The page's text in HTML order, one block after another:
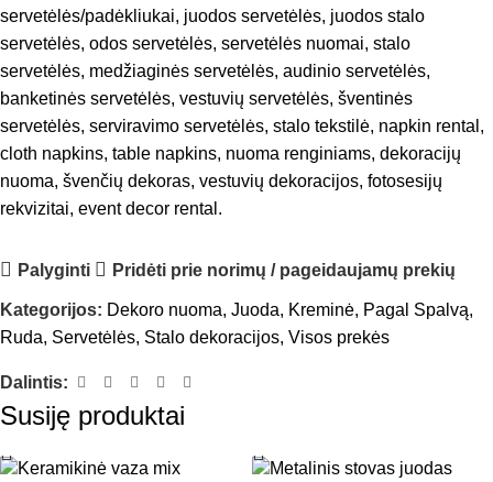
servetėlės/padėkliukai, juodos servetėlės, juodos stalo
servetėlės, odos servetėlės, servetėlės nuomai, stalo
servetėlės, medžiaginės servetėlės, audinio servetėlės,
banketinės servetėlės, vestuvių servetėlės, šventinės
servetėlės, serviravimo servetėlės, stalo tekstilė, napkin rental,
cloth napkins, table napkins, nuoma renginiams, dekoracijų
nuoma, švenčių dekoras, vestuvių dekoracijos, fotosesijų
rekvizitai, event decor rental.
Palyginti Pridėti prie norimų / pageidaujamų prekių
Kategorijos: Dekoro nuoma, Juoda, Kreminė, Pagal Spalvą,
Ruda, Servetėlės, Stalo dekoracijos, Visos prekės
Dalintis:
Susiję produktai